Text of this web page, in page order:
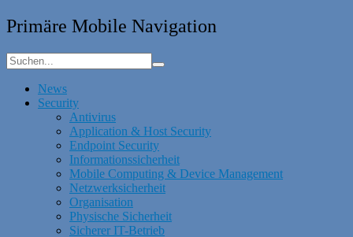
Primäre Mobile Navigation
News
Security
Antivirus
Application & Host Security
Endpoint Security
Informationssicherheit
Mobile Computing & Device Management
Netzwerksicherheit
Organisation
Physische Sicherheit
Sicherer IT-Betrieb